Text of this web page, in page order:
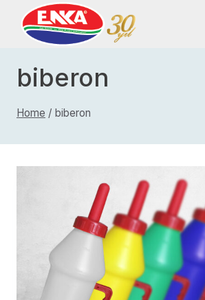
content
biberon
Home / biberon